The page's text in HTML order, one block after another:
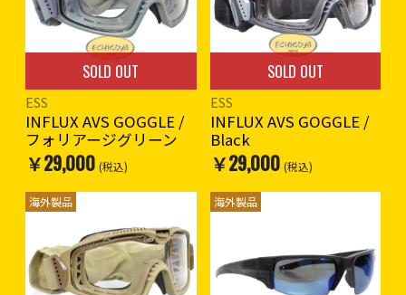
SOLD OUT
ESS
INFLUX AVS GOGGLE /
フォリアージグリーン
￥29,000 (税込)
SOLD OUT
ESS
INFLUX AVS GOGGLE /
Black
￥29,000 (税込)
海外製品 海外製品